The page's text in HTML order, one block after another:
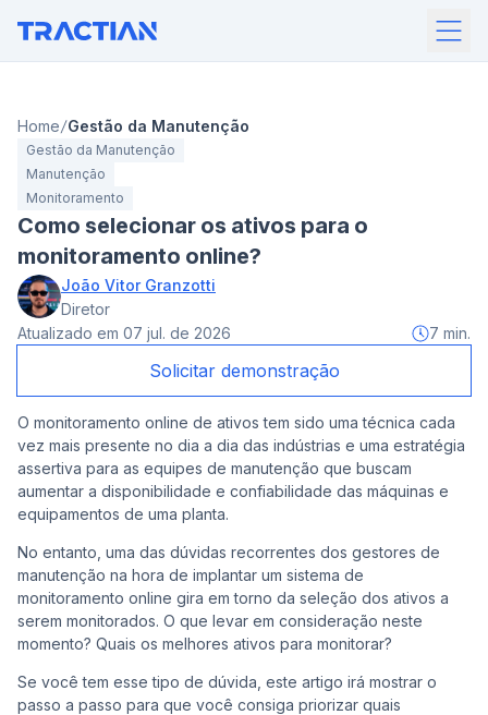
Home Gestão da Manutenção
Gestão da Manutenção
Manutenção
Monitoramento
Como selecionar os ativos para o
monitoramento online?
João Vitor Granzotti
Diretor
Atualizado em 07 jul. de 2026 7 min.
Solicitar demonstração
O monitoramento online de ativos tem sido uma técnica cada
vez mais presente no dia a dia das indústrias e uma estratégia
assertiva para as equipes de manutenção que buscam
aumentar a disponibilidade e confiabilidade das máquinas e
equipamentos de uma planta.
No entanto, uma das dúvidas recorrentes dos gestores de
manutenção na hora de implantar um sistema de
monitoramento online gira em torno da seleção dos ativos a
serem monitorados. O que levar em consideração neste
momento? Quais os melhores ativos para monitorar?
Se você tem esse tipo de dúvida, este artigo irá mostrar o
passo a passo para que você consiga priorizar quais